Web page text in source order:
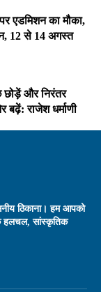
एडमिशन का मौका,
12 से 14 अगस्त
छोड़ें और निरंतर
राजेश धर्माणी
ठिकाना। हम आपको
हलचल, सांस्कृतिक